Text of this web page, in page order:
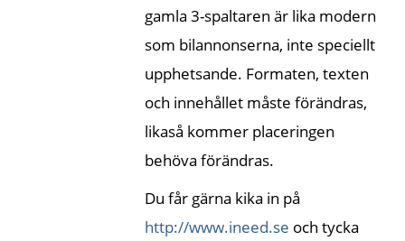
gamla 3-spaltaren är lika modern
som bilannonserna, inte speciellt
upphetsande. Formaten, texten
och innehållet måste förändras,
likaså kommer placeringen
behöva förändras.
Du får gärna kika in på
http://www.ineed.se och tycka